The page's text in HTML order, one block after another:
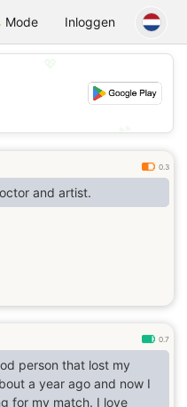
Citas
Mode Inloggen
0.3
and artist.
0.7
person that lost my
a year ago and now I
for my match. I love